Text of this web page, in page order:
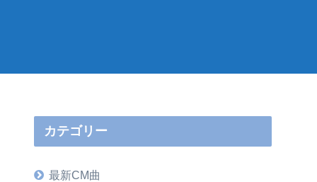
カテゴリー
最新CM曲